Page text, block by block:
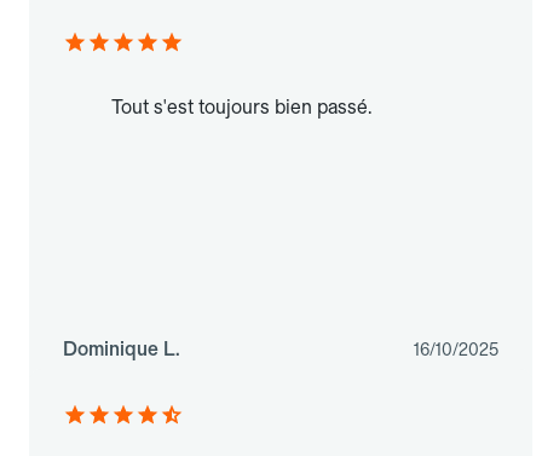
Tout s'est toujours bien passé.
Dominique L. 16/10/2025